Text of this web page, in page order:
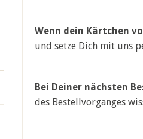
Wenn dein Kärtchen
und setze Dich mit uns
Bei Deiner nächsten
des Bestellvorganges